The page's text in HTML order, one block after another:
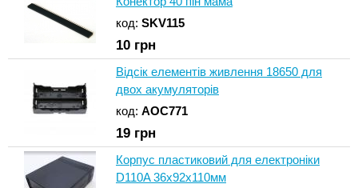
код: SKV115
10 грн
Відсік елементів живлення 18650 для
двох акумуляторів
код: AOC771
19 грн
Корпус пластиковий для електроніки
D110A 36x92x110мм